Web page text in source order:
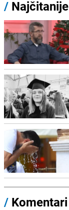
/ Najčitanije
/ Komentari